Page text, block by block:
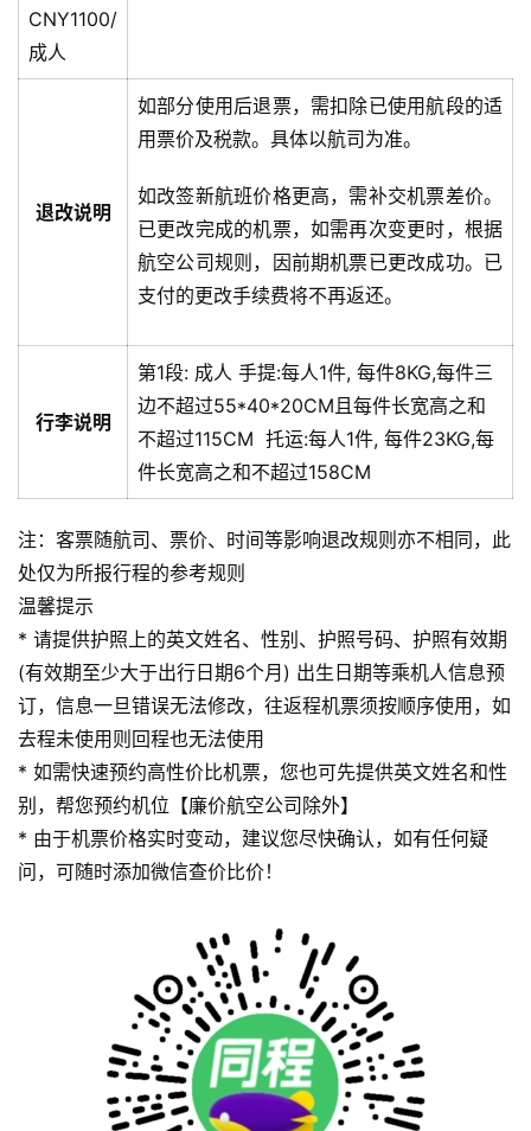
CNY1100/
成人
退改说明
如部分使用后退票，需扣除已使用航段的适
用票价及税款。具体以航司为准。
如改签新航班价格更高，需补交机票差价。
已更改完成的机票，如需再次变更时，根据
航空公司规则，因前期机票已更改成功。已
支付的更改手续费将不再返还。
行李说明
第1段: 成人 手提:每人1件, 每件8KG,每件三
边不超过55*40*20CM且每件长宽高之和
不超过115CM 托运:每人1件, 每件23KG,每
件长宽高之和不超过158CM
注：客票随航司、票价、时间等影响退改规则亦不相同，此
处仅为所报行程的参考规则
温馨提示
* 请提供护照上的英文姓名、性别、护照号码、护照有效期
(有效期至少大于出行日期6个月) 出生日期等乘机人信息预
订，信息一旦错误无法修改，往返程机票须按顺序使用，如
去程未使用则回程也无法使用
* 如需快速预约高性价比机票，您也可先提供英文姓名和性
别，帮您预约机位【廉价航空公司除外】
* 由于机票价格实时变动，建议您尽快确认，如有任何疑
问，可随时添加微信查价比价！